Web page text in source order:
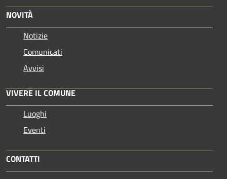
NOVITÀ
Notizie
Comunicati
Avvisi
VIVERE IL COMUNE
Luoghi
Eventi
CONTATTI